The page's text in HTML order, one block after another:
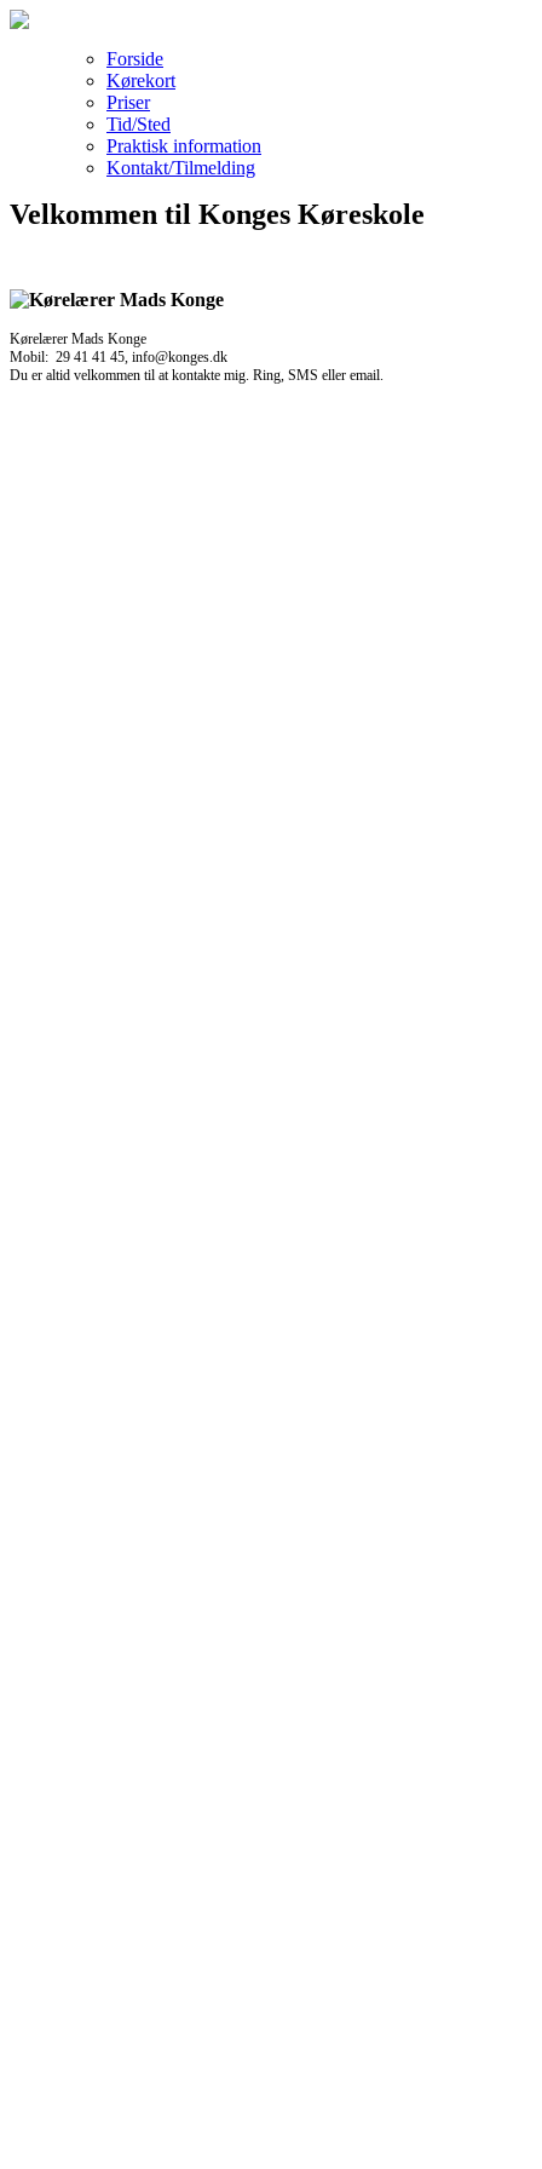
Forside
Kørekort
Priser
Tid/Sted
Praktisk information
Kontakt/Tilmelding
Velkommen til Konges Køreskole
Kørelærer Mads Konge
Mobil: 29 41 41 45, info@konges.dk
Du er altid velkommen til at kontakte mig. Ring, SMS eller email.